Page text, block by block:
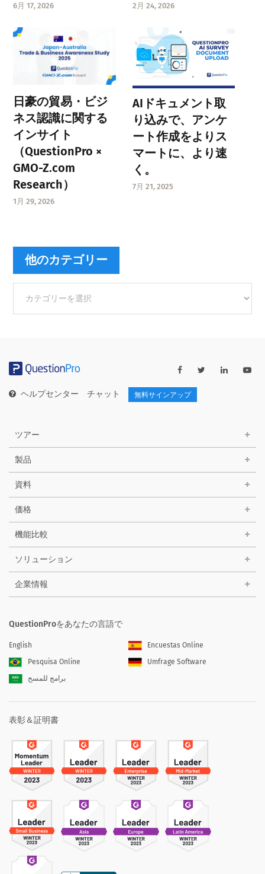
6月 17, 2026 2月 24, 2026
日豪の貿易・ビジ
ネス認識に関する
インサイト
（QuestionPro ×
GMO-Z.com
Research）
1月 29, 2026
AIドキュメント取
り込みで、アンケ
ート作成をよりス
マートに、より速
く。
7月 21, 2025
他のカテゴリー
カ
ー
ヘルプセンター チャット 無料サインアップ
ツアー
製品
資料
価格
機能比較
ソリューション
企業情報
QuestionProをあなたの言語で
English
Encuestas Online
Pesquisa Online
Umfrage Software
برامج للمسح
表彰＆証明書